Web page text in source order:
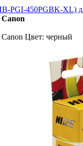
PGI-450PGBK-XL)
Canon
Цвет: черный